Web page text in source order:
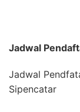
Jadwal
Jadwal
Sipencatar